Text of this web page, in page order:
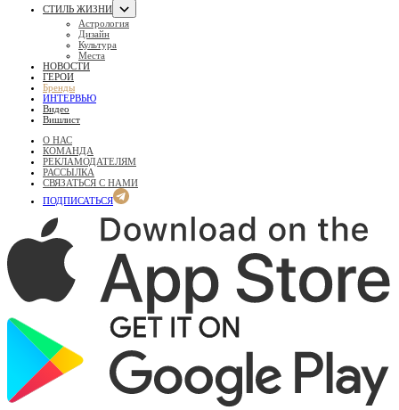
СТИЛЬ ЖИЗНИ
Астрология
Дизайн
Культура
Места
НОВОСТИ
ГЕРОИ
Бренды
ИНТЕРВЬЮ
Видео
Вишлист
О НАС
КОМАНДА
РЕКЛАМОДАТЕЛЯМ
РАССЫЛКА
СВЯЗАТЬСЯ С НАМИ
ПОДПИСАТЬСЯ